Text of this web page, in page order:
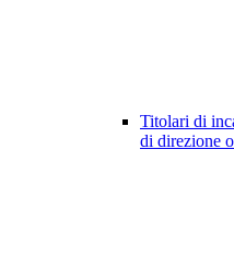
Titolari di
di direzione